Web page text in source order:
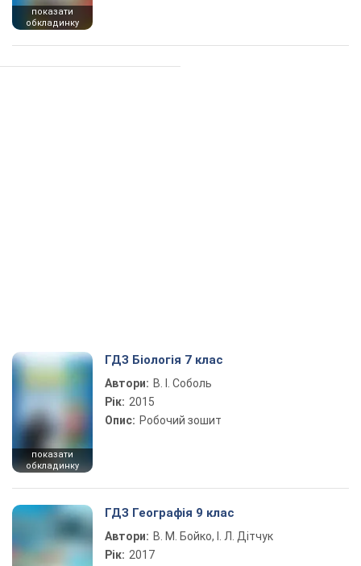
показати
обкладинку
показати
обкладинку
ГДЗ Біологія 7 клас
Автори: В. І. Соболь
Рік: 2015
Опис: Робочий зошит
ГДЗ Географія 9 клас
Автори: В. М. Бойко, І. Л. Дітчук
Рік: 2017